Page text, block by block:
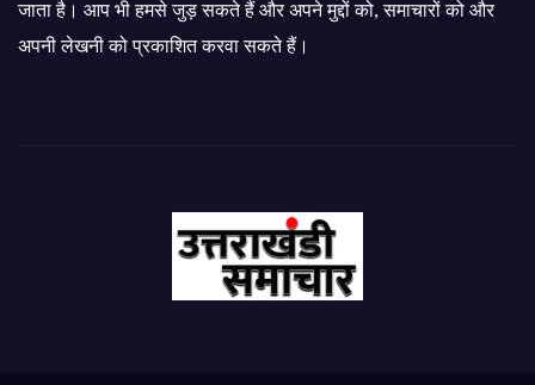
जाता है। आप भी हमसे जुड़ सकते हैं और अपने मुद्दों को, समाचारों को और
अपनी लेखनी को प्रकाशित करवा सकते हैं।